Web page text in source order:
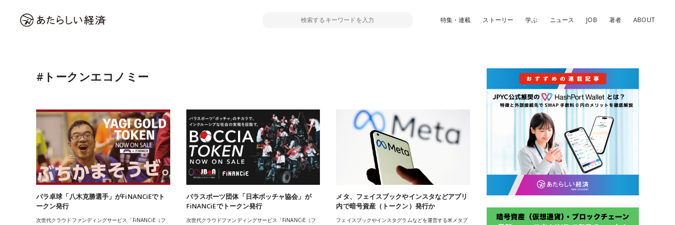
特集・連載 ストーリー 学ぶ ニュース JOB 著者 ABOUT
#トークンエコノミー
パラ卓球「八木克勝選手」がFiNANCiEでト
ークン発行
次世代クラウドファンディングサービス「FiNANCiE（フ
パラスポーツ団体「日本ボッチャ協会」が
FiNANCiEでトークン発行
次世代クラウドファンディングサービス「FiNANCiE（フ
メタ、フェイスブックやインスタなどアプリ
内で暗号資産（トークン）発行か
フェイスブックやインスタグラムなどを運営する米メタプ